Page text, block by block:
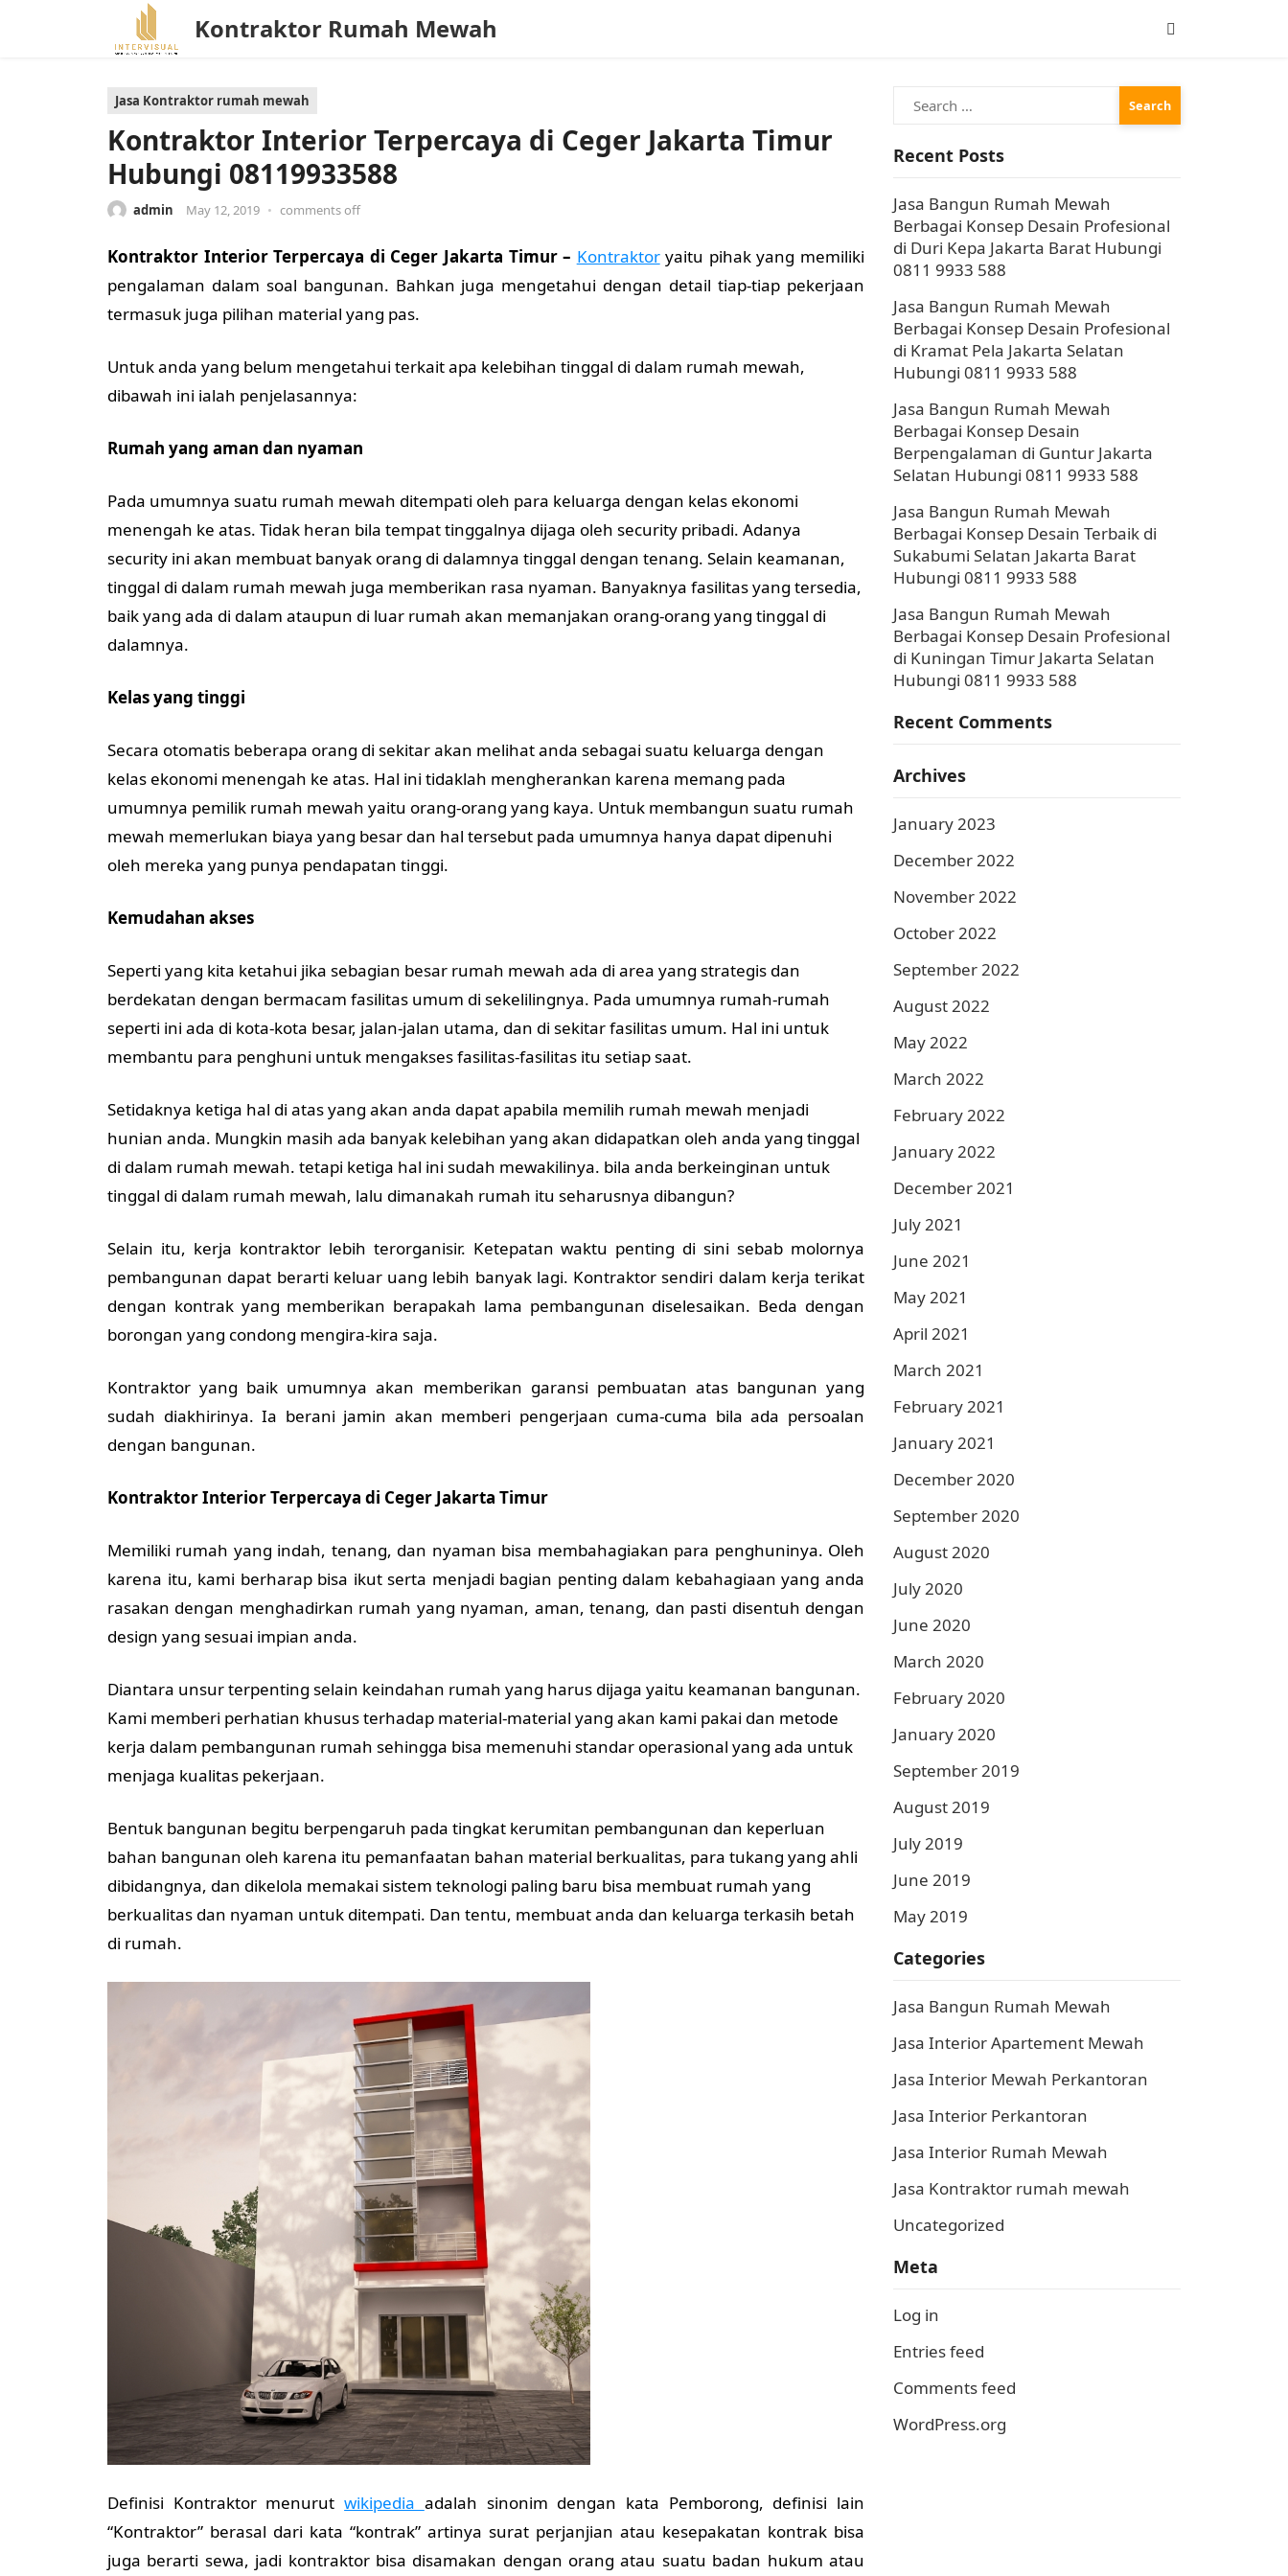
Kontraktor Rumah Mewah
Jasa Kontraktor rumah mewah
Kontraktor Interior Terpercaya di Ceger Jakarta Timur
Hubungi 08119933588
admin May 12, 2019 • comments off
Kontraktor Interior Terpercaya di Ceger Jakarta Timur – Kontraktoryaitu pihak yang memiliki
pengalaman dalam soal bangunan. Bahkan juga mengetahui dengan detail tiap-tiap pekerjaan
termasuk juga pilihan material yang pas.
Untuk anda yang belum mengetahui terkait apa kelebihan tinggal di dalam rumah mewah,
dibawah ini ialah penjelasannya:
Rumah yang aman dan nyaman
Pada umumnya suatu rumah mewah ditempati oleh para keluarga dengan kelas ekonomi
menengah ke atas. Tidak heran bila tempat tinggalnya dijaga oleh security pribadi. Adanya
security ini akan membuat banyak orang di dalamnya tinggal dengan tenang. Selain keamanan,
tinggal di dalam rumah mewah juga memberikan rasa nyaman. Banyaknya fasilitas yang tersedia,
baik yang ada di dalam ataupun di luar rumah akan memanjakan orang-orang yang tinggal di
dalamnya.
Kelas yang tinggi
Secara otomatis beberapa orang di sekitar akan melihat anda sebagai suatu keluarga dengan
kelas ekonomi menengah ke atas. Hal ini tidaklah mengherankan karena memang pada
umumnya pemilik rumah mewah yaitu orang-orang yang kaya. Untuk membangun suatu rumah
mewah memerlukan biaya yang besar dan hal tersebut pada umumnya hanya dapat dipenuhi
oleh mereka yang punya pendapatan tinggi.
Kemudahan akses
Seperti yang kita ketahui jika sebagian besar rumah mewah ada di area yang strategis dan
berdekatan dengan bermacam fasilitas umum di sekelilingnya. Pada umumnya rumah-rumah
seperti ini ada di kota-kota besar, jalan-jalan utama, dan di sekitar fasilitas umum. Hal ini untuk
membantu para penghuni untuk mengakses fasilitas-fasilitas itu setiap saat.
Setidaknya ketiga hal di atas yang akan anda dapat apabila memilih rumah mewah menjadi
hunian anda. Mungkin masih ada banyak kelebihan yang akan didapatkan oleh anda yang tinggal
di dalam rumah mewah. tetapi ketiga hal ini sudah mewakilinya. bila anda berkeinginan untuk
tinggal di dalam rumah mewah, lalu dimanakah rumah itu seharusnya dibangun?
Selain itu, kerja kontraktor lebih terorganisir. Ketepatan waktu penting di sini sebab molornya
pembangunan dapat berarti keluar uang lebih banyak lagi. Kontraktor sendiri dalam kerja terikat
dengan kontrak yang memberikan berapakah lama pembangunan diselesaikan. Beda dengan
borongan yang condong mengira-kira saja.
Kontraktor yang baik umumnya akan memberikan garansi pembuatan atas bangunan yang
sudah diakhirinya. Ia berani jamin akan memberi pengerjaan cuma-cuma bila ada persoalan
dengan bangunan.
Kontraktor Interior Terpercaya di Ceger Jakarta Timur
Memiliki rumah yang indah, tenang, dan nyaman bisa membahagiakan para penghuninya. Oleh
karena itu, kami berharap bisa ikut serta menjadi bagian penting dalam kebahagiaan yang anda
rasakan dengan menghadirkan rumah yang nyaman, aman, tenang, dan pasti disentuh dengan
design yang sesuai impian anda.
Diantara unsur terpenting selain keindahan rumah yang harus dijaga yaitu keamanan bangunan.
Kami memberi perhatian khusus terhadap material-material yang akan kami pakai dan metode
kerja dalam pembangunan rumah sehingga bisa memenuhi standar operasional yang ada untuk
menjaga kualitas pekerjaan.
Bentuk bangunan begitu berpengaruh pada tingkat kerumitan pembangunan dan keperluan
bahan bangunan oleh karena itu pemanfaatan bahan material berkualitas, para tukang yang ahli
dibidangnya, dan dikelola memakai sistem teknologi paling baru bisa membuat rumah yang
berkualitas dan nyaman untuk ditempati. Dan tentu, membuat anda dan keluarga terkasih betah
di rumah.
Definisi Kontraktor menurutwikipedia adalah sinonim dengan kata Pemborong, definisi lain
“Kontraktor” berasal dari kata “kontrak” artinya surat perjanjian atau kesepakatan kontrak bisa
juga berarti sewa, jadi kontraktor bisa disamakan dengan orang atau suatu badan hukum atau
Search
for:
Recent Posts
Jasa Bangun Rumah Mewah
Berbagai Konsep Desain Profesional
di Duri Kepa Jakarta Barat Hubungi
0811 9933 588
Jasa Bangun Rumah Mewah
Berbagai Konsep Desain Profesional
di Kramat Pela Jakarta Selatan
Hubungi 0811 9933 588
Jasa Bangun Rumah Mewah
Berbagai Konsep Desain
Berpengalaman di Guntur Jakarta
Selatan Hubungi 0811 9933 588
Jasa Bangun Rumah Mewah
Berbagai Konsep Desain Terbaik di
Sukabumi Selatan Jakarta Barat
Hubungi 0811 9933 588
Jasa Bangun Rumah Mewah
Berbagai Konsep Desain Profesional
di Kuningan Timur Jakarta Selatan
Hubungi 0811 9933 588
Recent Comments
Archives
January 2023
December 2022
November 2022
October 2022
September 2022
August 2022
May 2022
March 2022
February 2022
January 2022
December 2021
July 2021
June 2021
May 2021
April 2021
March 2021
February 2021
January 2021
December 2020
September 2020
August 2020
July 2020
June 2020
March 2020
February 2020
January 2020
September 2019
August 2019
July 2019
June 2019
May 2019
Categories
Jasa Bangun Rumah Mewah
Jasa Interior Apartement Mewah
Jasa Interior Mewah Perkantoran
Jasa Interior Perkantoran
Jasa Interior Rumah Mewah
Jasa Kontraktor rumah mewah
Uncategorized
Meta
Log in
Entries feed
Comments feed
WordPress.org